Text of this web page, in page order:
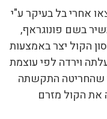
אחרי בל בעיקר ע"י
בשם פונוגראף,
הקול יצר באמצעות
וירדה לפי עוצמת
שהחריטה התקשתה
את הקול מזרם